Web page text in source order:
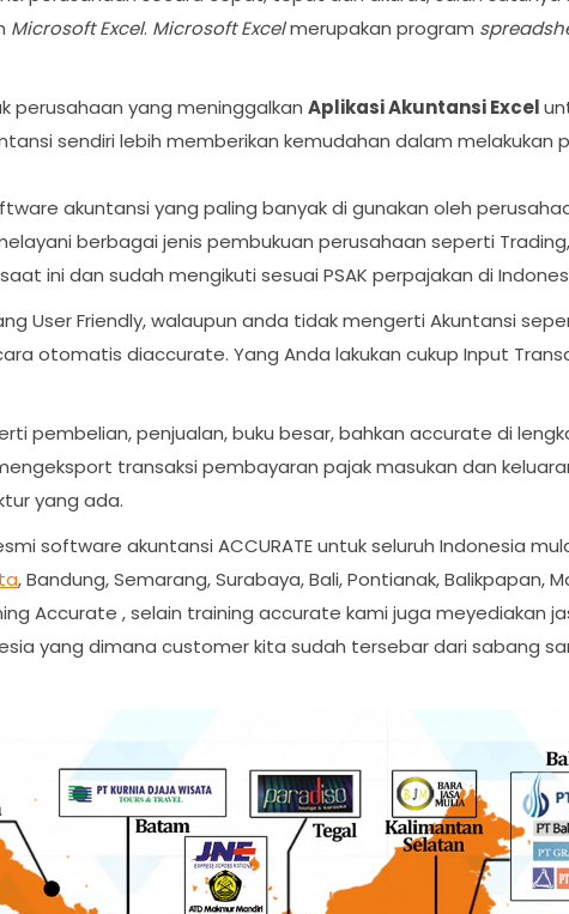
Microsoft Excel. Microsoft Excelmerupakan program
perusahaan yang meninggalkan Aplikasi Akuntansi Excel
sendiri lebih memberikan kemudahan dalam
akuntansi yang paling banyak di gunakan oleh
berbagai jenis pembukuan perusahaan seperti
ini dan sudah mengikuti sesuai PSAK perpajakan di
User Friendly, walaupun anda tidak mengerti Akuntansi
otomatis diaccurate. Yang Anda lakukan cukup Input
pembelian, penjualan, buku besar, bahkan accurate di
transaksi pembayaran pajak masukan dan
yang ada.
software akuntansi ACCURATE untuk seluruh Indonesia
, Bandung, Semarang, Surabaya, Bali, Pontianak, Balikpapan,
Accurate , selain training accurate kami juga meyediakan
yang dimana customer kita sudah tersebar dari sabang